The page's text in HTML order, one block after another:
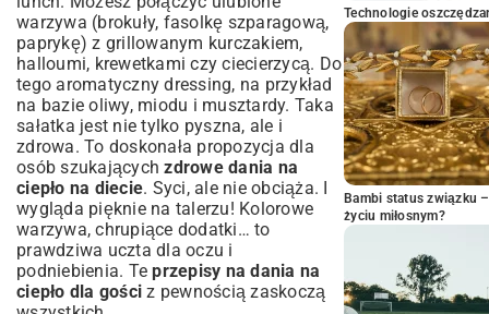
warzywa (brokuły, fasolkę szparagową,
paprykę) z grillowanym kurczakiem,
halloumi, krewetkami czy ciecierzycą. Do
tego aromatyczny dressing, na przykład
na bazie oliwy, miodu i musztardy. Taka
sałatka jest nie tylko pyszna, ale i
zdrowa. To doskonała propozycja dla
osób szukającychzdrowe dania na
ciepło na diecie. Syci, ale nie obciąża. I
wygląda pięknie na talerzu! Kolorowe
warzywa, chrupiące dodatki… to
prawdziwa uczta dla oczu i
podniebienia. Teprzepisy na dania na
ciepło dla gości z pewnością zaskoczą
Technologie
Bambi status związku
życiu miłosnym?